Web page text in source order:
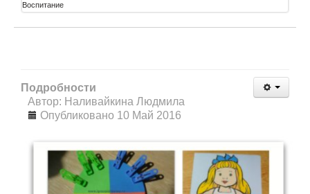
Воспитание
Подробности
Автор: Наливайкина Людмила
Опубликовано 10 Май 2016